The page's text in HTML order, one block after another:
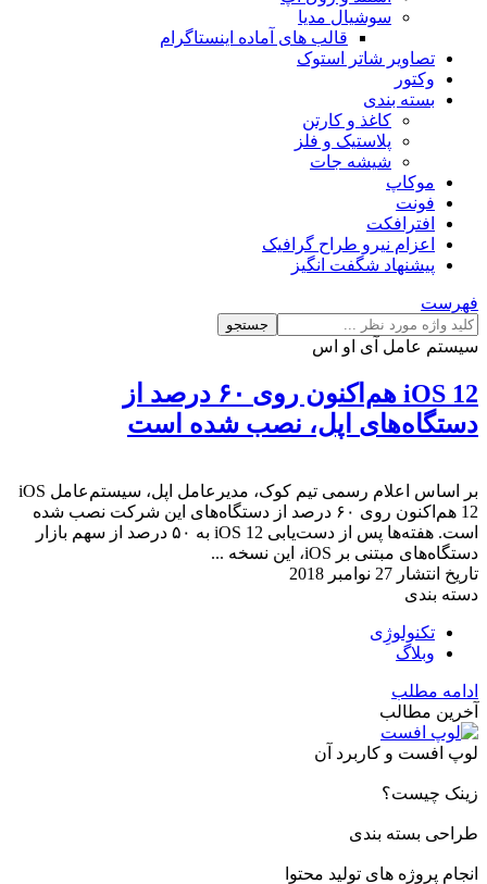
سوشیال مدیا
قالب های آماده اینستاگرام
تصاویر شاتر استوک
وکتور
بسته بندی
کاغذ و کارتن
پلاستیک و فلز
شیشه جات
موکاپ
فونت
افترافکت
اعزام نیرو طراح گرافیک
پیشنهاد شگفت انگیز
فهرست
جستجو
سیستم عامل آی او اس
iOS 12 هم‌اکنون روی ۶۰ درصد از
دستگاه‌های اپل، نصب شده است
بر اساس اعلام رسمی تیم کوک، مدیرعامل اپل، سیستم‌عامل iOS
12 هم‌اکنون روی ۶۰ درصد از دستگاه‌های این شرکت نصب شده
است. هفته‌ها پس از دست‌یابی iOS 12 به ۵۰ درصد از سهم بازار
دستگاه‌های مبتنی بر iOS، این نسخه ...
تاریخ انتشار 27 نوامبر 2018
دسته بندی
تکنولوژِی
وبلاگ
ادامه مطلب
آخرین مطالب
لوپ افست و کاربرد آن
زینک چیست؟
طراحی بسته بندی
انجام پروژه های تولید محتوا